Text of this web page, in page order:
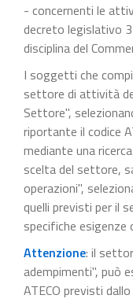
- concernenti le
decreto legislativo
disciplina del
I soggetti che
settore di attività
Settore",
riportante il codice
mediante una
scelta del settore,
operazioni",
quelli previsti per il
specifiche esigenze
Attenzione: il
adempimenti", può
ATECO previsti